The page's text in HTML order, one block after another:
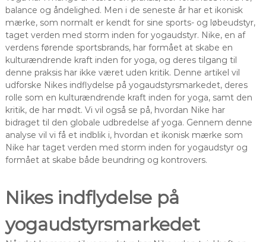
balance og åndelighed. Men i de seneste år har et ikonisk
mærke, som normalt er kendt for sine sports- og løbeudstyr,
taget verden med storm inden for yogaudstyr. Nike, en af
verdens førende sportsbrands, har formået at skabe en
kulturændrende kraft inden for yoga, og deres tilgang til
denne praksis har ikke været uden kritik. Denne artikel vil
udforske Nikes indflydelse på yogaudstyrsmarkedet, deres
rolle som en kulturændrende kraft inden for yoga, samt den
kritik, de har mødt. Vi vil også se på, hvordan Nike har
bidraget til den globale udbredelse af yoga. Gennem denne
analyse vil vi få et indblik i, hvordan et ikonisk mærke som
Nike har taget verden med storm inden for yogaudstyr og
formået at skabe både beundring og kontrovers.
Nikes indflydelse på
yogaudstyrsmarkedet